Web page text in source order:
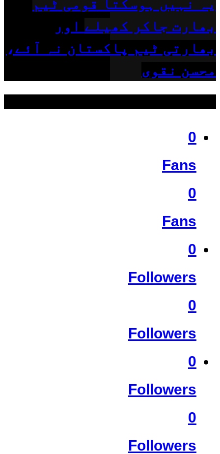
یہ نہیں ہوسکتا قومی ٹیم
بھارت جاکر کھیلے اور
بھارتی ٹیم پاکستان نہ آئے،
محسن نقوی
0
Fans
0
Fans
0
Followers
0
Followers
0
Followers
0
Followers